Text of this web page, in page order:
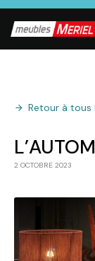
Retour à tous
2 OCTOBRE 2023